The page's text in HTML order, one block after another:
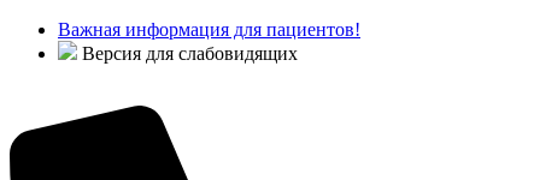
Важная информация для пациентов!
Версия для слабовидящих